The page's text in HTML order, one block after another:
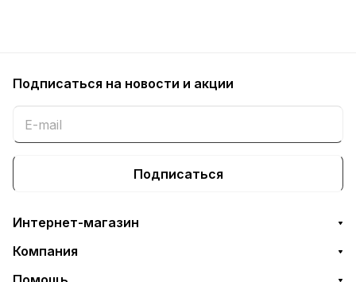
Подписаться на новости и акции
Подписаться
Интернет-магазин
Компания